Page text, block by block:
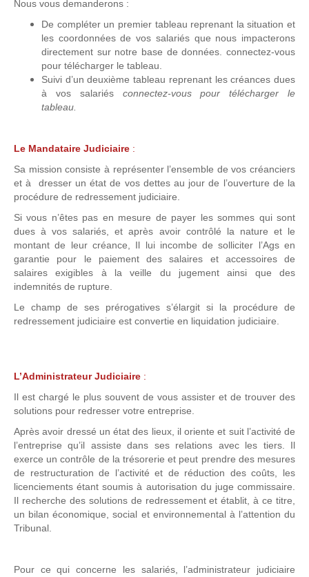
Nous vous demanderons :
De compléter un premier tableau reprenant la situation et
les coordonnées de vos salariés que nous impacterons
directement sur notre base de données. connectez-vous
pour télécharger le tableau.
Suivi d’un deuxième tableau reprenant les créances dues
à vos salariés connectez-vous pour télécharger le
tableau.
Le Mandataire Judiciaire :
Sa mission consiste à représenter l’ensemble de vos créanciers
et à dresser un état de vos dettes au jour de l’ouverture de la
procédure de redressement judiciaire.
Si vous n’êtes pas en mesure de payer les sommes qui sont
dues à vos salariés, et après avoir contrôlé la nature et le
montant de leur créance, Il lui incombe de solliciter l’Ags en
garantie pour le paiement des salaires et accessoires de
salaires exigibles à la veille du jugement ainsi que des
indemnités de rupture.
Le champ de ses prérogatives s’élargit si la procédure de
redressement judiciaire est convertie en liquidation judiciaire.
L’Administrateur Judiciaire :
Il est chargé le plus souvent de vous assister et de trouver des
solutions pour redresser votre entreprise.
Après avoir dressé un état des lieux, il oriente et suit l’activité de
l’entreprise qu’il assiste dans ses relations avec les tiers. Il
exerce un contrôle de la trésorerie et peut prendre des mesures
de restructuration de l’activité et de réduction des coûts, les
licenciements étant soumis à autorisation du juge commissaire.
Il recherche des solutions de redressement et établit, à ce titre,
un bilan économique, social et environnemental à l’attention du
Tribunal.
Pour ce qui concerne les salariés, l’administrateur judiciaire